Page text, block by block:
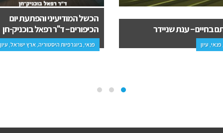
והפתעת יום
– ד"ר רפאל בוכניק-חן
היסטוריה, ארץ ישראל, עיון
קארמה איז א ביץ׳ וסיפורים
רות דיין וולפנר
עסקים, פרוזה, עיון